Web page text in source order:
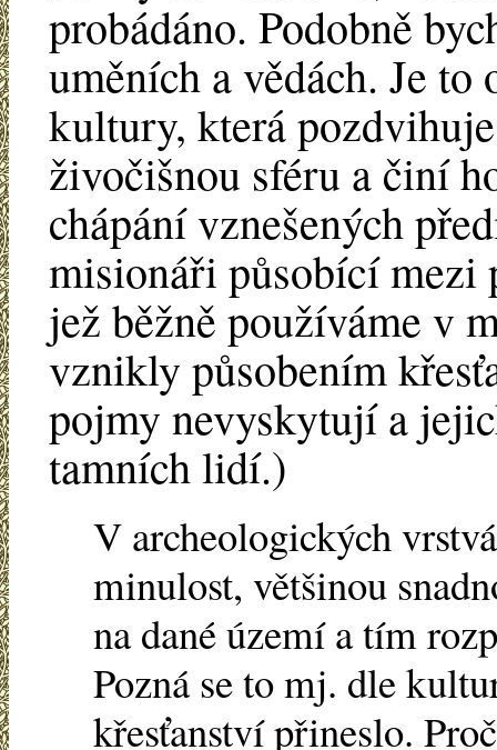
probádáno. Podobně
uměních a vědách. Je to
kultury, která
živočišnou sféru a činí
chápání vznešených
misionáři působící mezi
jež běžně používáme v
vznikly působením
pojmy nevyskytují a
tamních lidí.)
V archeologických
minulost, většinou
na dané území a tím
Pozná se to mj. dle
křesťanství přineslo.